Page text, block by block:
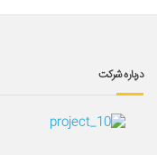
درباره شرکت